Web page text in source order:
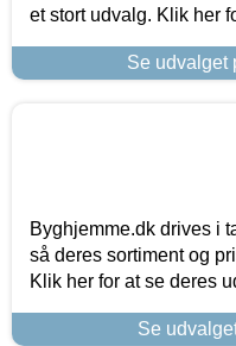
et stort udvalg. Klik her
Se udvalget
Byghjemme.dk drives i
så deres sortiment og
Klik her for at se deres
Se